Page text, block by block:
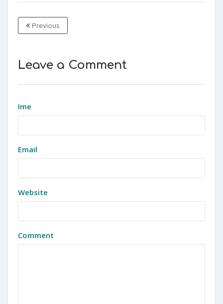
Previous
Leave a Comment
Ime
Email
Website
Comment